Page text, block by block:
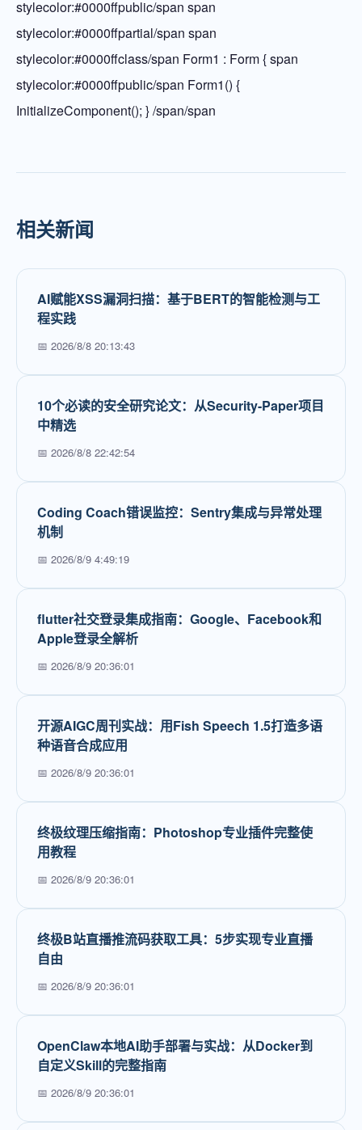
stylecolor:#0000ffpublic/span span
stylecolor:#0000ffpartial/span span
stylecolor:#0000ffclass/span Form1 : Form { span
stylecolor:#0000ffpublic/span Form1() {
InitializeComponent(); } /span/span
相关新闻
AI赋能XSS漏洞扫描：基于BERT的智能检测与工
程实践
📅 2026/8/8 20:13:43
10个必读的安全研究论文：从Security-Paper项目
中精选
📅 2026/8/8 22:42:54
Coding Coach错误监控：Sentry集成与异常处理
机制
📅 2026/8/9 4:49:19
flutter社交登录集成指南：Google、Facebook和
Apple登录全解析
📅 2026/8/9 20:36:01
开源AIGC周刊实战：用Fish Speech 1.5打造多语
种语音合成应用
📅 2026/8/9 20:36:01
终极纹理压缩指南：Photoshop专业插件完整使
用教程
📅 2026/8/9 20:36:01
终极B站直播推流码获取工具：5步实现专业直播
自由
📅 2026/8/9 20:36:01
OpenClaw本地AI助手部署与实战：从Docker到
自定义Skill的完整指南
📅 2026/8/9 20:36:01